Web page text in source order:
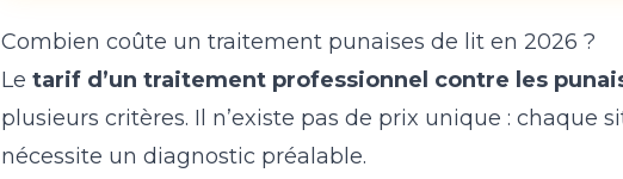
Combien coûte un traitement punaises de lit en 2026 ?
Le tarif d’un traitement professionnel contre les
plusieurs critères. Il n’existe pas de prix unique : chaque
nécessite un diagnostic préalable.